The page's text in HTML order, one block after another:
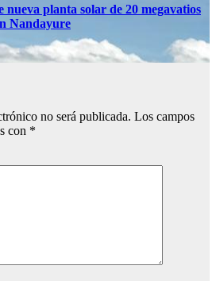
planta solar de 20 megavatios
Nandayure
no será publicada. Los campos
con *